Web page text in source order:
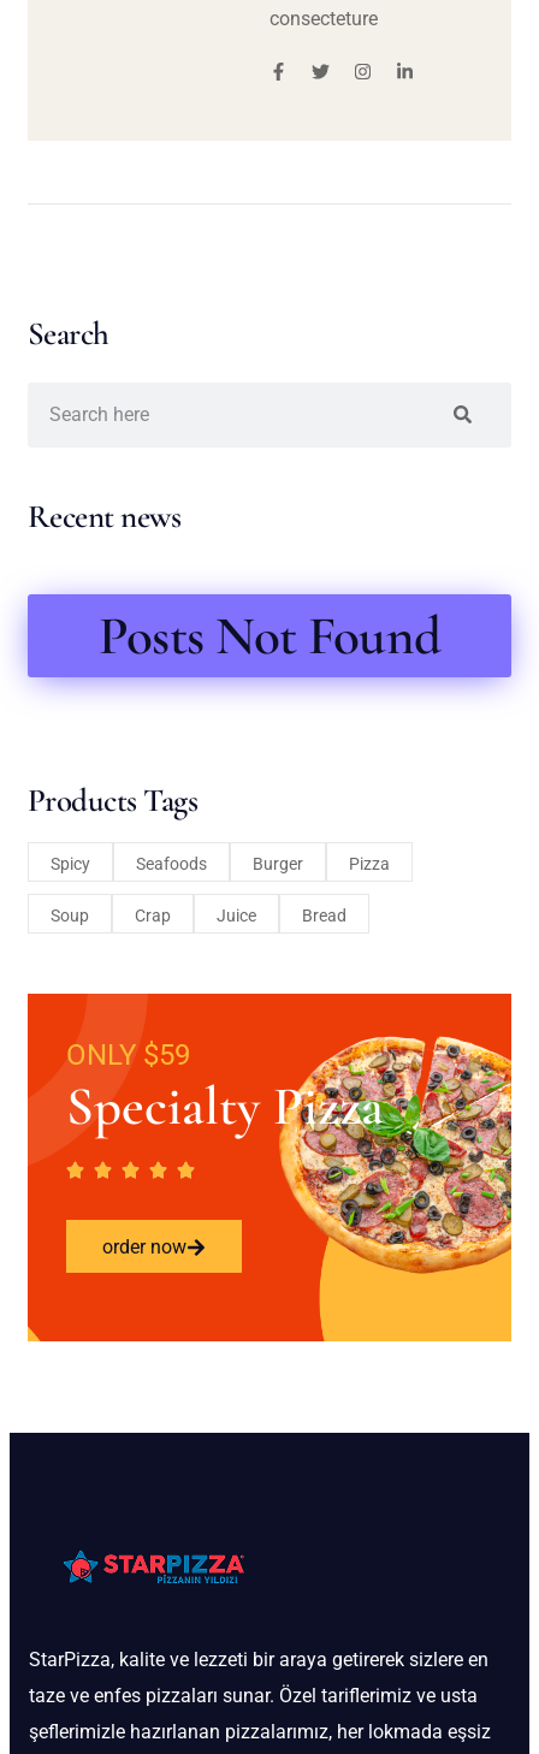
consecteture
Search
Recent news
Posts Not Found
Products Tags
Spicy Seafoods Burger Pizza
Soup Crap Juice Bread
ONLY $59
Specialty Pizza
order now
StarPizza, kalite ve lezzeti bir araya getirerek sizlere en
taze ve enfes pizzaları sunar. Özel tariflerimiz ve usta
şeflerimizle hazırlanan pizzalarımız, her lokmada eşsiz